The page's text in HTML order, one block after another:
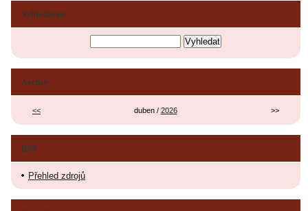
Vyhledávání
Archiv
<< duben / 2026 >>
RSS
Přehled zdrojů